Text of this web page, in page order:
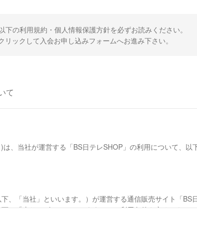
の利用規約・個人情報保護方針を必ずお読みください。
ックして入会お申し込みフォームへお進み下さい。
て
、当社が運営する「BS日テレSHOP」の利用について、以
、「当社」といいます。）が運営する通信販売サイト「BS
、「本サービス」といいます。）の利用条件を定めるもの